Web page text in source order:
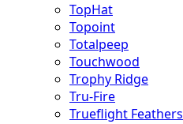
TopHat
Topoint
Totalpeep
Touchwood
Trophy Ridge
Tru-Fire
Trueflight Feathers